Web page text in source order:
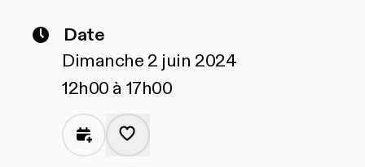
Date
Dimanche 2 juin 2024
12h00 à 17h00